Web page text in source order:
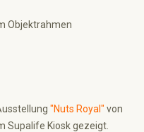
Objektrahmen
"Nuts Royal" von
Supalife Kiosk gezeigt.